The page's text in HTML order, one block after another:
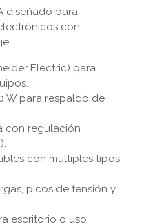
diseñado para
con
Electric) para
W para respaldo de
con regulación
con múltiples tipos
picos de tensión y
escritorio o uso